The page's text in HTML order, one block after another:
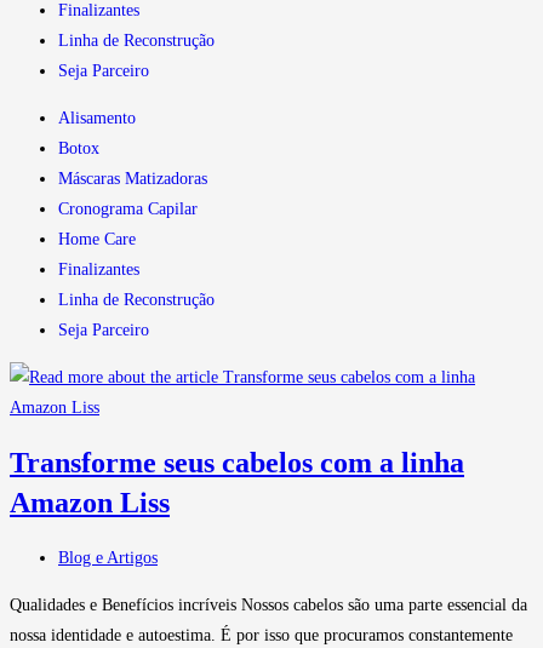
Finalizantes
Linha de Reconstrução
Seja Parceiro
Alisamento
Botox
Máscaras Matizadoras
Cronograma Capilar
Home Care
Finalizantes
Linha de Reconstrução
Seja Parceiro
Transforme seus cabelos com a linha
Amazon Liss
Blog e Artigos
Qualidades e Benefícios incríveis Nossos cabelos são uma parte essencial da
nossa identidade e autoestima. É por isso que procuramos constantemente